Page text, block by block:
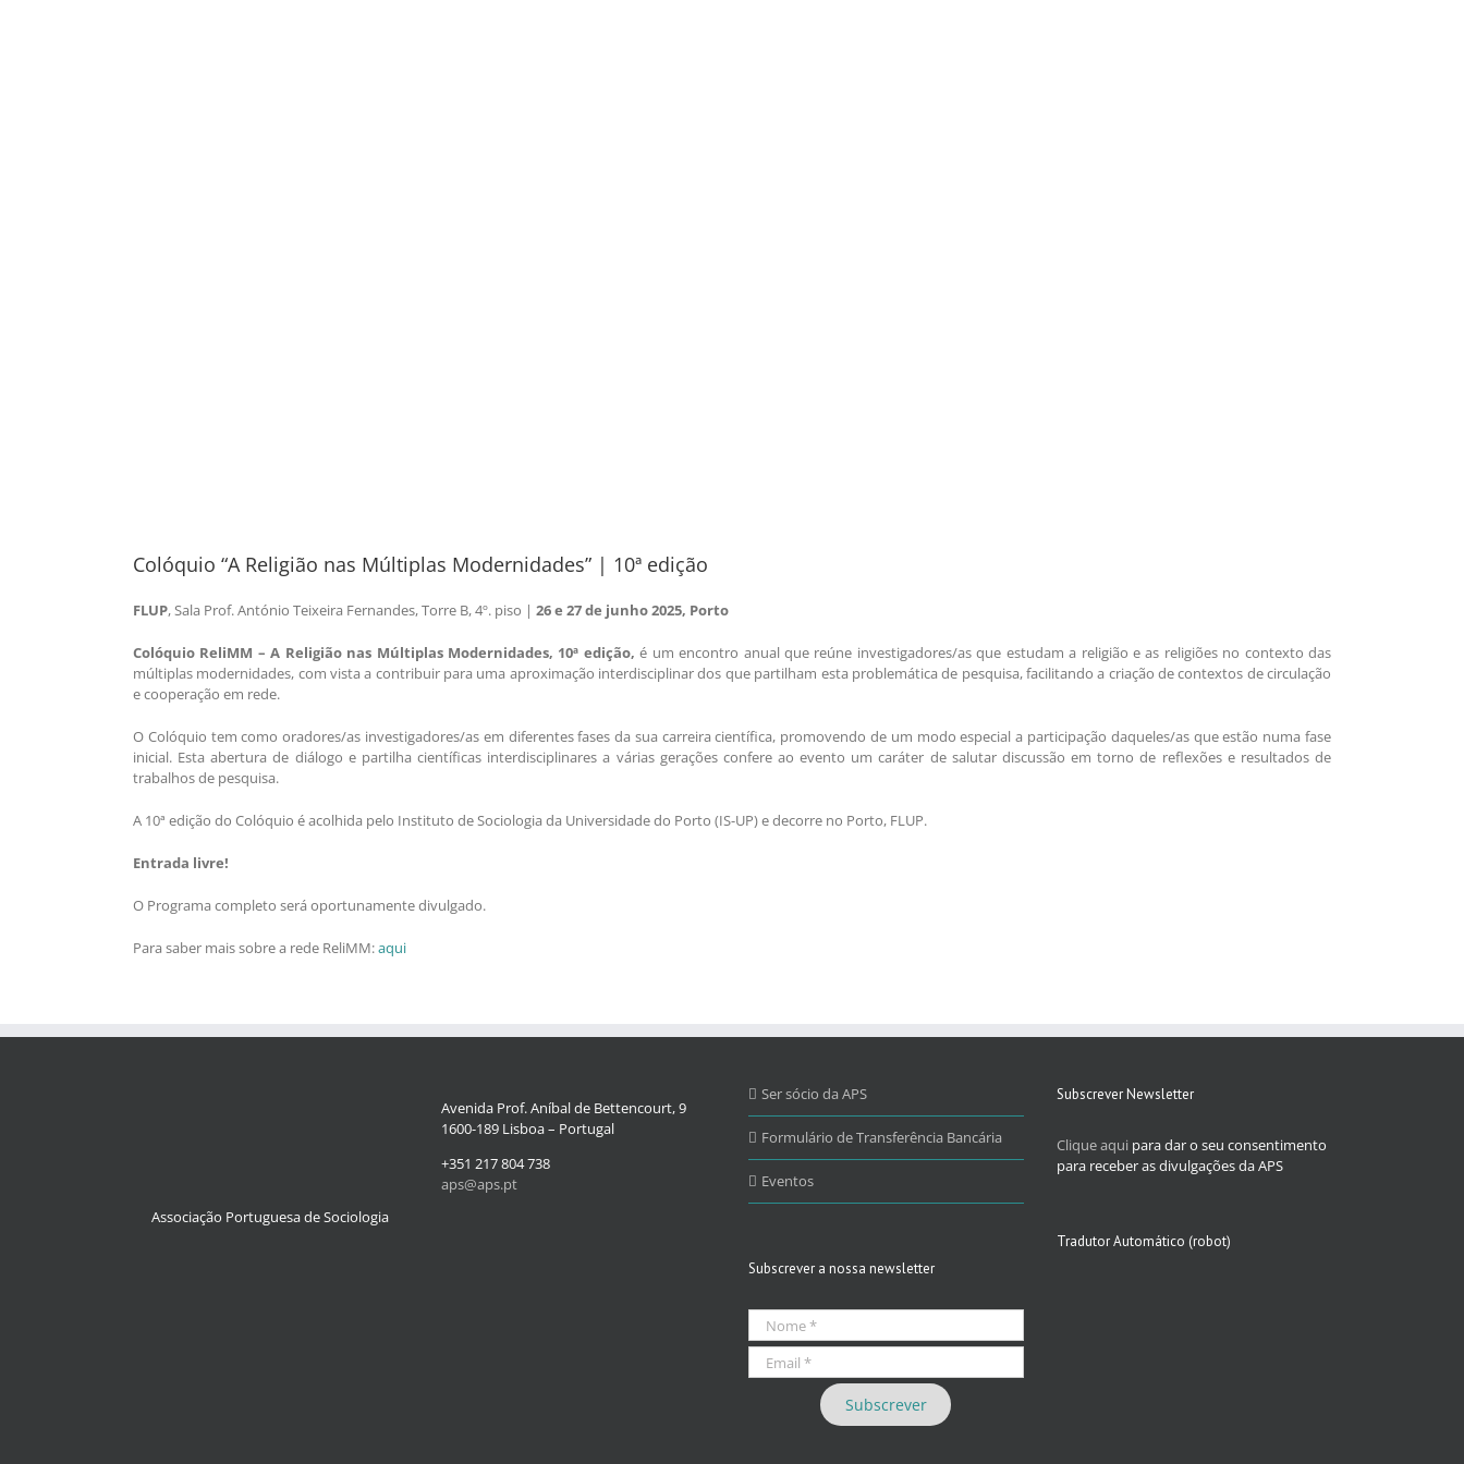
Colóquio “A Religião nas Múltiplas Modernidades” | 10ª edição
FLUP, Sala Prof. António Teixeira Fernandes, Torre B, 4º. piso | 26 e 27 de junho 2025, Porto
Colóquio ReliMM – A Religião nas Múltiplas Modernidades, 10ª edição,é um encontro anual que reúne investigadores/as que estudam a religião e as religiões no contexto das
múltiplas modernidades, com vista a contribuir para uma aproximação interdisciplinar dos que partilham esta problemática de pesquisa, facilitando a criação de contextos de circulação
e cooperação em rede.
O Colóquio tem como oradores/as investigadores/as em diferentes fases da sua carreira científica, promovendo de um modo especial a participação daqueles/as que estão numa fase
inicial. Esta abertura de diálogo e partilha científicas interdisciplinares a várias gerações confere ao evento um caráter de salutar discussão em torno de reflexões e resultados de
trabalhos de pesquisa.
A 10ª edição do Colóquio é acolhida pelo Instituto de Sociologia da Universidade do Porto (IS-UP) e decorre no Porto, FLUP.
Entrada livre!
O Programa completo será oportunamente divulgado.
Para saber mais sobre a rede ReliMM:aqui
Associação Portuguesa de Sociologia
Avenida Prof. Aníbal de Bettencourt, 9
1600-189 Lisboa – Portugal
+351 217 804 738
aps@aps.pt
Ser sócio da APS
Formulário de Transferência Bancária
Eventos
Subscrever a nossa newsletter
Subscrever Newsletter
Clique aqui para dar o seu consentimento
para receber as divulgações da APS
Tradutor Automático (robot)